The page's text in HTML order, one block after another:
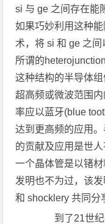
si 与 ge 之间存在能
如果巧妙利用这种
术，将 si 和 ge 之
所谓的
这种结构的半导体
超高频或微波范围
率应以蓝牙(blue
达到更高频的应用
的贡献及应用是世
一个晶体管是以锗
发明也不为过，该
和 shocklery 共同分
到了21世纪